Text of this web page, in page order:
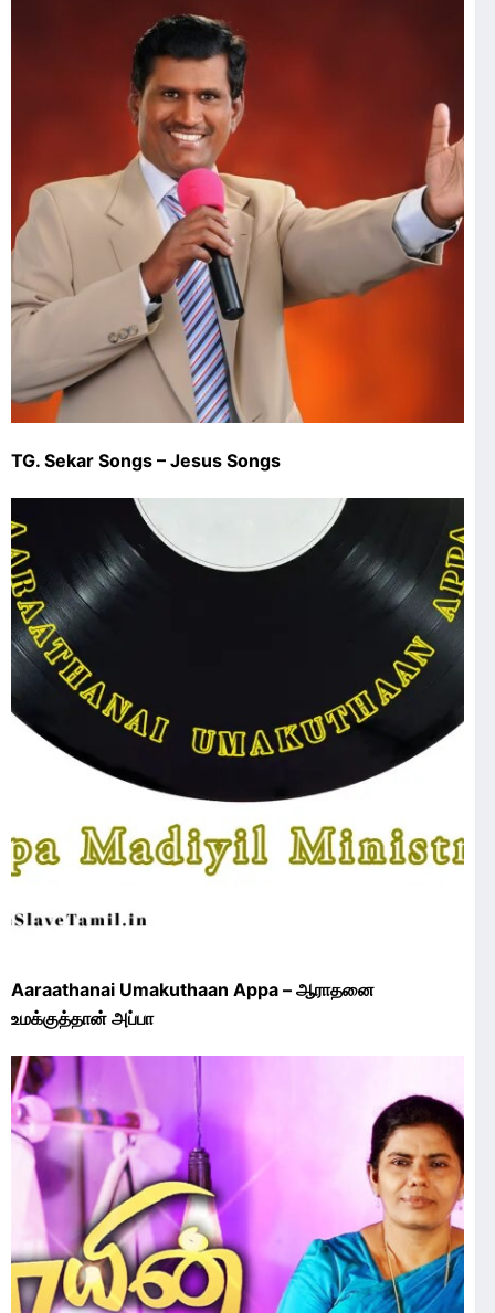
TG. Sekar Songs – Jesus Songs
Aaraathanai Umakuthaan Appa – ஆராதனை
உமக்குத்தான் அப்பா